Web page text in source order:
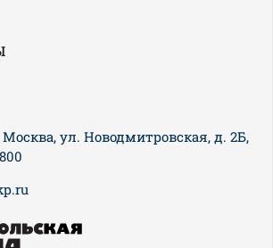
Москва, ул. Новодмитровская, д. 2Б,